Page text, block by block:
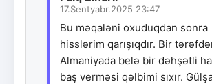
17.Sentyabr.2025 23:47
Bu məqaləni oxuduqdan sonra
hisslərim qarışıqdır. Bir
Almaniyada belə bir dəhşətli
baş verməsi qəlbimi sıxır.